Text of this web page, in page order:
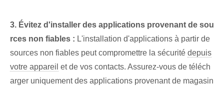
3. Évitez d'installer des applications provenant de sou
rces non fiables : L'installation d'applications à partir de
sources non fiables peut compromettre la sécurité depuis
votre appareil et⁢ de vos contacts. Assurez-vous de téléch
arger uniquement des applications provenant de magasin